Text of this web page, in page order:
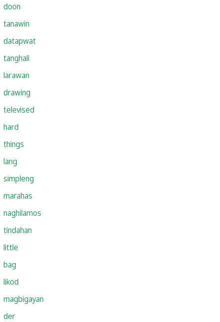
doon
tanawin
datapwat
tanghali
larawan
drawing
televised
hard
things
lang
simpleng
marahas
naghilamos
tindahan
little
bag
likod
magbigayan
der